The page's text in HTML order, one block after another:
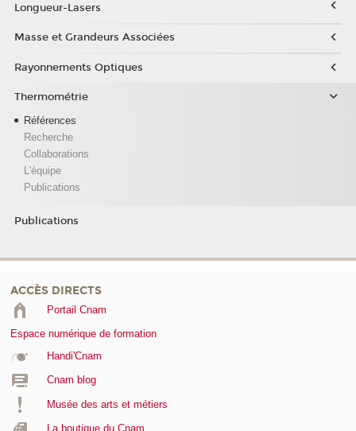
Longueur-Lasers
Masse et Grandeurs Associées
Rayonnements Optiques
Thermométrie
Références
Recherche
Collaborations
L'équipe
Publications
Publications
ACCÈS DIRECTS
Portail Cnam
Espace numérique de formation
Handi'Cnam
Cnam blog
Musée des arts et métiers
La boutique du Cnam